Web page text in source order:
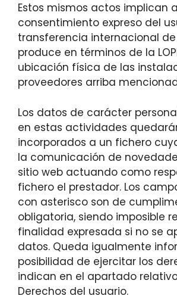
Estos mismos actos implican
consentimiento expreso del
transferencia internacional
produce en términos de la
ubicación física de las
proveedores arriba
Los datos de carácter
en estas actividades
incorporados a un fichero
la comunicación de
sitio web actuando como
fichero el prestador. Los
con asterisco son de
obligatoria, siendo imposible
finalidad expresada si no se
datos. Queda igualmente
posibilidad de ejercitar los
indican en el apartado
Derechos del usuario.